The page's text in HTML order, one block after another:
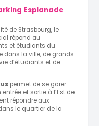
Esplanade
de Strasbourg, le
répond au
et étudiants du
dans la ville, de grands
d’étudiants et de
permet de se garer
et sortie à l’Est de
répondre aux
le quartier de la